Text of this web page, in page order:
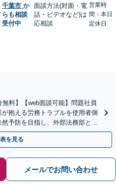
千葉市 か
らも相談
受付中
面談方法(対面・電
話・ビデオなど)は
応相談
営業時
間：本日
定休日
無料】【web面談可能】問題社員
抱える労務トラブルを使用者側
予防を目指し、外部法務部とし
提供しております
を見る
メールでお問い合わせ